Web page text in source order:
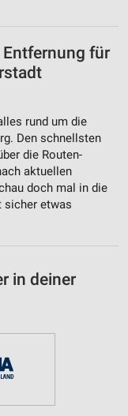
für
rund um die
Den schnellsten
die Routen-
aktuellen
doch mal in die
sicher etwas
in deiner